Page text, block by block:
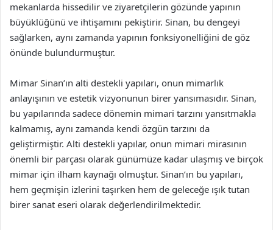
mekanlarda hissedilir ve ziyaretçilerin gözünde yapının
büyüklüğünü ve ihtişamını pekiştirir. Sinan, bu dengeyi
sağlarken, aynı zamanda yapının fonksiyonelliğini de göz
önünde bulundurmuştur.
Mimar Sinan’ın alti destekli yapıları, onun mimarlık
anlayışının ve estetik vizyonunun birer yansımasıdır. Sinan,
bu yapılarında sadece dönemin mimari tarzını yansıtmakla
kalmamış, aynı zamanda kendi özgün tarzını da
geliştirmiştir. Alti destekli yapılar, onun mimari mirasının
önemli bir parçası olarak günümüze kadar ulaşmış ve birçok
mimar için ilham kaynağı olmuştur. Sinan’ın bu yapıları,
hem geçmişin izlerini taşırken hem de geleceğe ışık tutan
birer sanat eseri olarak değerlendirilmektedir.